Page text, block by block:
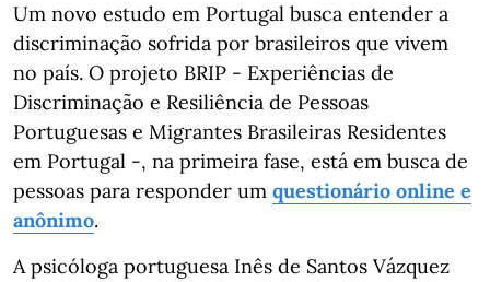
Um novo estudo em Portugal busca entender a
discriminação sofrida por brasileiros que vivem
no país. O projeto BRIP - Experiências de
Discriminação e Resiliência de Pessoas
Portuguesas e Migrantes Brasileiras Residentes
em Portugal -, na primeira fase, está em busca de
pessoas para responder um questionário online e
anônimo.
A psicóloga portuguesa Inês de Santos Vázquez